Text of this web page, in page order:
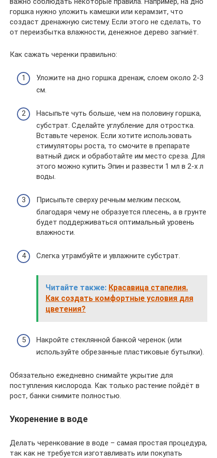
горшка нужно уложить камешки или керамзит, что
создаст дренажную систему. Если этого не сделать, то
от переизбытка влажности, денежное дерево загниёт.
Как сажать черенки правильно:
Уложите на дно горшка дренаж, слоем около 2-3
см.
Насыпьте чуть больше, чем на половину горшка,
субстрат. Сделайте углубление для отростка.
Вставьте черенок. Если хотите использовать
стимуляторы роста, то смочите в препарате
ватный диск и обработайте им место среза. Для
этого можно купить Эпин и развести 1 мл в 2-х л
воды.
Присыпьте сверху речным мелким песком,
благодаря чему не образуется плесень, а в грунте
будет поддерживаться оптимальный уровень
влажности.
Слегка утрамбуйте и увлажните субстрат.
Читайте также: Красавица стапелия.
Как создать комфортные условия для
цветения?
Накройте стеклянной банкой черенок (или
используйте обрезанные пластиковые бутылки).
Обязательно ежедневно снимайте укрытие для
поступления кислорода. Как только растение пойдёт в
рост, банки снимите полностью.
Укоренение в воде
Делать черенкование в воде – самая простая процедура,
так как не требуется изготавливать или покупать